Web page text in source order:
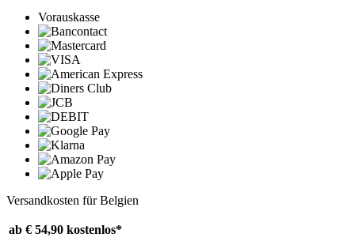
Vorauskasse
Versandkosten für Belgien
ab € 54,90 kostenlos*